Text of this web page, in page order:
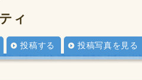
ィ
投稿する 投稿写真を見る